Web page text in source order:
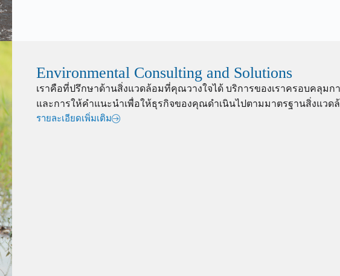
Environmental Consulting and Solutions
เราคือที่ปรึกษาด้านสิ่งแวดล้อมที่คุณวางใจได้ บริการของเราครอบคลุมก
และการให้คำแนะนำเพื่อให้ธุรกิจของคุณดำเนินไปตามมาตรฐานสิ่งแวด
รายละเอียดเพิ่มเติม